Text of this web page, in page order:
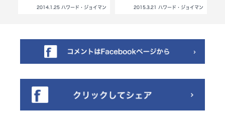
2014.1.25 ハワード・ジョイマン 2015.3.21 ハワード・ジョイマン